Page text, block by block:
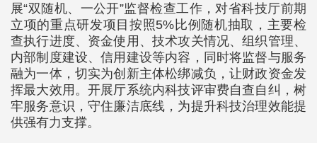
展“双随机、一公开”监督检查工作，对省科技厅前期
立项的重点研发项目按照5%比例随机抽取，主要检
查执行进度、资金使用、技术攻关情况、组织管理、
内部制度建设、信用建设等内容，同时将监督与服务
融为一体，切实为创新主体松绑减负，让财政资金发
挥最大效用。开展厅系统内科技评审费自查自纠，树
牢服务意识，守住廉洁底线，为提升科技治理效能提
供强有力支撑。